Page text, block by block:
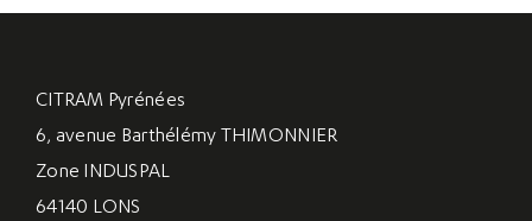
CITRAM Pyrénées
6, avenue Barthélémy THIMONNIER
Zone INDUSPAL
64140 LONS